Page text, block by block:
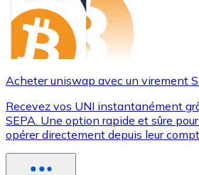
Acheter uniswap avec un virement
Recevez vos UNI instantanément
SEPA. Une option rapide et sûre
opérer directement depuis leur